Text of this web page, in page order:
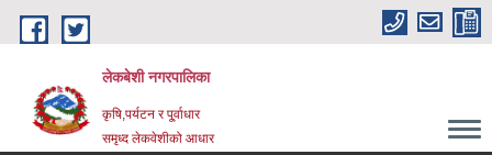
Skip to main content
लेकबेशी नगरपालिका
कृषि,पर्यटन र पू्र्वाधार
समृध्द लेकवेशीको आधार